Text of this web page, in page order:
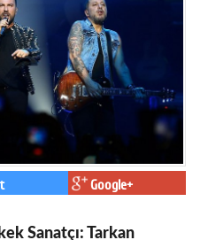
Google+
Sanatçı: Tarkan